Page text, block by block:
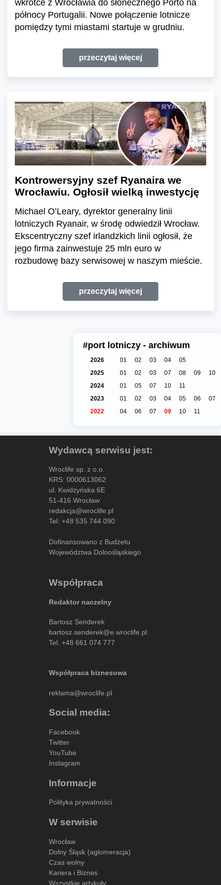
wkrótce z Wrocławia do słonecznego Porto na
północy Portugalii. Nowe połączenie lotnicze
pomiędzy tymi miastami startuje w grudniu.
przeczytaj więcej
Kontrowersyjny szef Ryanaira we
Wrocławiu. Ogłosił wielką inwestycję
Michael O’Leary, dyrektor generalny linii
lotniczych Ryanair, w środę odwiedził Wrocław.
Ekscentryczny szef irlandzkich linii ogłosił, że
jego firma zainwestuje 25 mln euro w
rozbudowę bazy serwisowej w naszym mieście.
przeczytaj więcej
#port lotniczy - archiwum
2026 01 02 03 04
05
2025
01 02 03 07 08 09
10
2024
01 05 07 10
11
2023
01 02 03 04 05 06
07
2022
04 06 07 09 10 11
Wydawcą serwisu jest:
Wroclife sp. z o.o.
KRS: 0000613062
ul. Kwidzyńska 6E
51-416 Wrocław
redakcja@wroclife.pl
Tel: +48 535 744 090
Dofinansowano z Budżetu
Województwa Dolnośląskiego
Współpraca
Redaktor naczelny
Bartosz Senderek
bartosz.senderek@e.wroclife.pl
Tel: +48 661 074 777
Współpraca biznesowa
reklama@wroclife.pl
Social media:
Facebook
Twitter
YouTube
Instagram
Informacje
Polityka prywatności
W serwisie
Wrocław
Dolny Śląsk (aglomeracja)
Czas wolny
Kariera i Biznes
Wszystkie artykuły